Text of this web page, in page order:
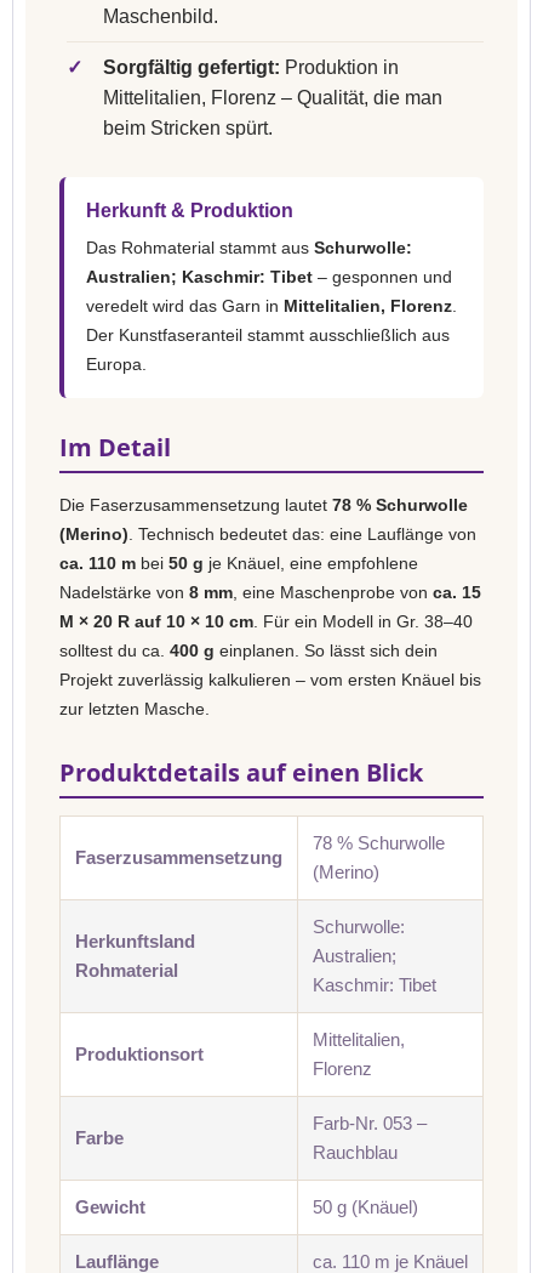
Maschenbild.
✓ Sorgfältig gefertigt: Produktion in
Mittelitalien, Florenz – Qualität, die man
beim Stricken spürt.
Herkunft & Produktion
Das Rohmaterial stammt aus Schurwolle:
Australien; Kaschmir: Tibet – gesponnen und
veredelt wird das Garn in Mittelitalien, Florenz
Der Kunstfaseranteil stammt ausschließlich aus
Europa.
Im Detail
Die Faserzusammensetzung lautet 78 % Schurwolle
(Merino) . Technisch bedeutet das: eine Lauflänge von
ca. 110 m bei 50 g je Knäuel, eine empfohlene
Nadelstärke von 8 mm , eine Maschenprobe von ca. 15
M × 20 R auf 10 × 10 cm . Für ein Modell in Gr. 38–40
solltest du ca. 400 g einplanen. So lässt sich dein
Projekt zuverlässig kalkulieren – vom ersten Knäuel bis
zur letzten Masche.
Produktdetails auf einen Blick
Faserzusammensetzung
78 % Schurwolle
(Merino)
Herkunftsland
Rohmaterial
Schurwolle:
Australien;
Kaschmir: Tibet
Produktionsort
Mittelitalien,
Florenz
Farbe
Farb-Nr. 053 –
Rauchblau
Gewicht 50 g (Knäuel)
Lauflänge ca. 110 m je Knäuel